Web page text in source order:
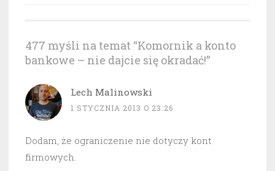
477 myśli na temat “Komornik a konto
bankowe – nie dajcie się okradać!”
Lech Malinowski
1 STYCZNIA 2013 O 23:26
Dodam, że ograniczenie nie dotyczy kont
firmowych.